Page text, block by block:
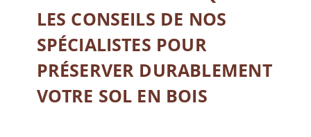
LES CONSEILS DE NOS
SPÉCIALISTES POUR
PRÉSERVER DURABLEMENT
VOTRE SOL EN BOIS